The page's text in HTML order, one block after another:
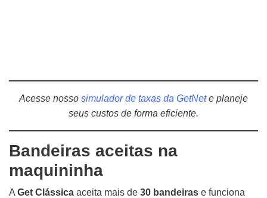
Acesse nosso simulador de taxas da GetNete planeje
seus custos de forma eficiente.
Bandeiras aceitas na
maquininha
A Get Clássica aceita mais de 30 bandeiras e funciona